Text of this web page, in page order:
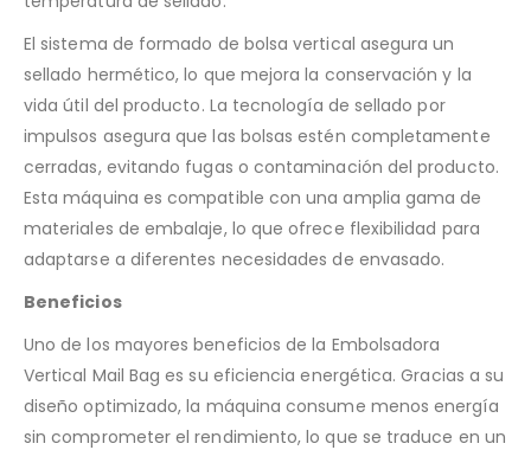
El sistema de formado de bolsa vertical asegura un
sellado hermético, lo que mejora la conservación y la
vida útil del producto. La tecnología de sellado por
impulsos asegura que las bolsas estén completamente
cerradas, evitando fugas o contaminación del producto.
Esta máquina es compatible con una amplia gama de
materiales de embalaje, lo que ofrece flexibilidad para
adaptarse a diferentes necesidades de envasado.
Beneficios
Uno de los mayores beneficios de la Embolsadora
Vertical Mail Bag es su eficiencia energética. Gracias a su
diseño optimizado, la máquina consume menos energía
sin comprometer el rendimiento, lo que se traduce en un